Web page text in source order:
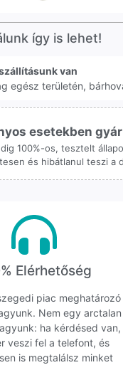
így is lehet!
van
egész területén,
esetekben
100%-os, tesztelt
és hibátlanul teszi a
Elérhetőség
piac meghatározó
Nem egy arctalan
ha kérdésed van,
veszi fel a telefont, és
is megtalálsz minket